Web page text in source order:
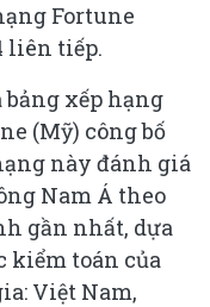
Fortune
liên tiếp.
bảng xếp hạng
(Mỹ) công bố
này đánh giá
Nam Á theo
gần nhất, dựa
kiểm toán của
Việt Nam,